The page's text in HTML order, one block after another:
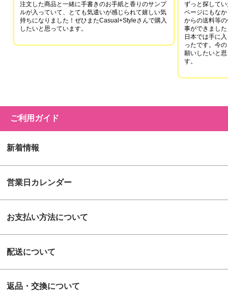
注文した商品と一緒に手書きのお手紙と香りのサンプ
ルが入っていて、とても気遣いが感じられて嬉しい気
持ちになりました！ぜひまたCasual+Styleさんで購入
したいと思っています。
ずっと探して
ページにもな
からの送料等
事ができました
日本では手に
ったです。今
願いしたいと
す。
ご利用ガイド
新着情報
営業日カレンダー
お支払い方法について
配送について
返品・交換について